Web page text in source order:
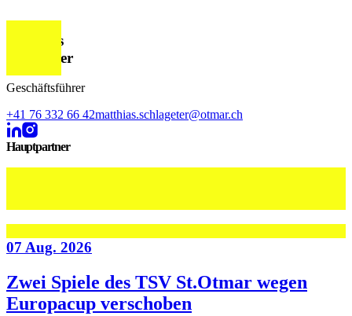
Matthias
Schlageter
Geschäftsführer
+41 76 332 66 42matthias.schlageter@otmar.ch
Hauptpartner
07 Aug. 2026
Zwei Spiele des TSV St.Otmar wegen
Europacup verschoben